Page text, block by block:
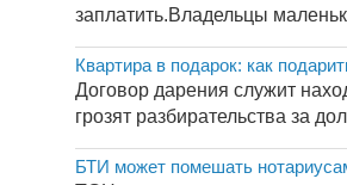
заплатить.Владельцы
Квартира в подарок: как
Договор дарения служит
грозят разбирательства за
БТИ может помешать